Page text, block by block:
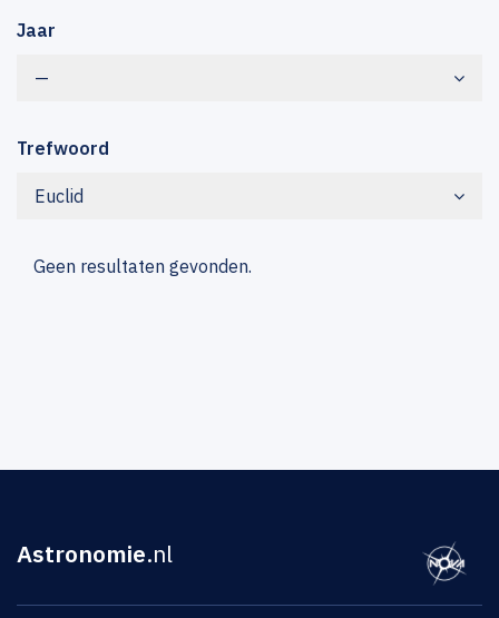
Jaar
—
Trefwoord
Euclid
Geen resultaten gevonden.
Astronomie.nl